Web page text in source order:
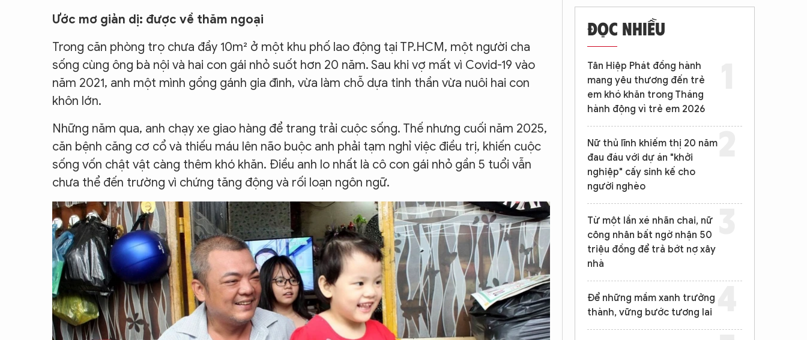
Ước mơ giản dị: được về thăm ngoại
Trong căn phòng trọ chưa đầy 10m² ở một khu phố lao động tại TP.HCM, một người cha
sống cùng ông bà nội và hai con gái nhỏ suốt hơn 20 năm. Sau khi vợ mất vì Covid-19 vào
năm 2021, anh một mình gồng gánh gia đình, vừa làm chỗ dựa tinh thần vừa nuôi hai con
khôn lớn.
Những năm qua, anh chạy xe giao hàng để trang trải cuộc sống. Thế nhưng cuối năm 2025,
căn bệnh căng cơ cổ và thiếu máu lên não buộc anh phải tạm nghỉ việc điều trị, khiến cuộc
sống vốn chật vật càng thêm khó khăn. Điều anh lo nhất là cô con gái nhỏ gần 5 tuổi vẫn
chưa thể đến trường vì chứng tăng động và rối loạn ngôn ngữ.
ĐỌC NHIỀU
Tân Hiệp Phát đồng hành
mang yêu thương đến trẻ
em khó khăn trong Tháng
hành động vì trẻ em 2026
Nữ thủ lĩnh khiếm thị 20 năm
đau đáu với dự án "khởi
nghiệp" cấy sinh kế cho
người nghèo
Từ một lần xé nhãn chai, nữ
công nhân bất ngờ nhận 50
triệu đồng để trả bớt nợ xây
nhà
Để những mầm xanh trưởng
thành, vững bước tương lai